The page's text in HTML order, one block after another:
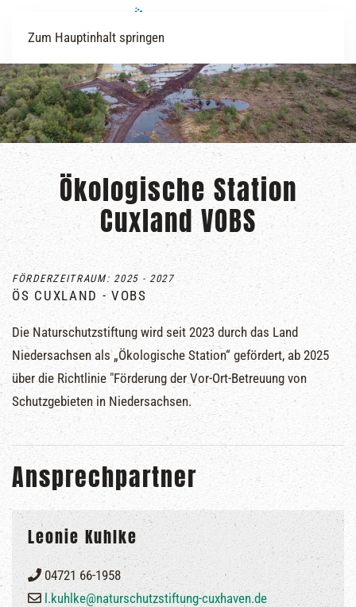
Zum Hauptinhalt springen
Ökologische Station
Cuxland VOBS
FÖRDERZEITRAUM: 2025 - 2027
ÖS CUXLAND - VOBS
Die Naturschutzstiftung wird seit 2023 durch das Land
Niedersachsen als „Ökologische Station“ gefördert, ab 2025
über die Richtlinie "Förderung der Vor-Ort-Betreuung von
Schutzgebieten in Niedersachsen.
Ansprechpartner
Leonie Kuhlke
04721 66-1958
l.kuhlke@naturschutzstiftung-cuxhaven.de